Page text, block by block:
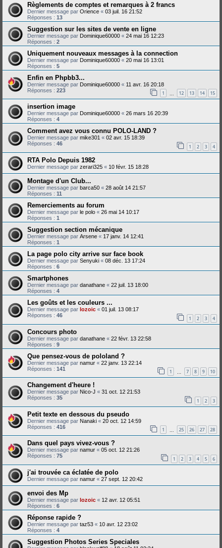
Règlements de comptes et remarques à 2 francs
Dernier message par Orience « 03 juil. 16 21:52
Réponses : 13
Suggestion sur les sites de vente en ligne
Dernier message par Dominique60000 « 24 mai 16 12:23
Réponses : 2
Uniquement nouveaux messages à la connection
Dernier message par Dominique60000 « 20 mai 16 13:01
Réponses : 5
Enfin en Phpbb3...
Dernier message par Dominique60000 « 11 avr. 16 20:18
Réponses : 223 1 12 13 14 15
insertion image
Dernier message par Dominique60000 « 26 mars 16 20:39
Réponses : 4
Comment avez vous connu POLO-LAND ?
Dernier message par mike301 « 02 avr. 15 18:39
Réponses : 46 1 2 3 4
RTA Polo Depuis 1982
Dernier message par zerari325 « 10 févr. 15 18:28
Montage d'un Club...
Dernier message par barca50 « 28 août 14 21:57
Réponses : 11
Remerciements au forum
Dernier message par le polo « 26 mai 14 10:17
Réponses : 1
Suggestion section mécanique
Dernier message par Arsene « 17 janv. 14 12:41
Réponses : 1
La page polo city arrive sur face book
Dernier message par Senyuki « 08 déc. 13 17:24
Réponses : 6
Smartphones
Dernier message par danathane « 22 juil. 13 18:00
Réponses : 4
Les goûts et les couleurs ...
Dernier message par lozoic « 01 juil. 13 08:17
Réponses : 46 1 2 3 4
Concours photo
Dernier message par danathane « 22 févr. 13 22:58
Réponses : 9
Que pensez-vous de pololand ?
Dernier message par namur « 22 janv. 13 22:14
Réponses : 141 1 7 8 9 10
Changement d'heure !
Dernier message par Nico-J « 31 oct. 12 21:53
Réponses : 35 1 2 3
Petit texte en dessous du pseudo
Dernier message par Nanaki « 20 oct. 12 14:59
Réponses : 416 1 25 26 27 28
Dans quel pays vivez-vous ?
Dernier message par namur « 05 oct. 12 21:26
Réponses : 75 1 2 3 4 5 6
j'ai trouvée ca éclatée de polo
Dernier message par namur « 27 sept. 12 20:42
envoi des Mp
Dernier message par lozoic « 12 avr. 12 05:51
Réponses : 6
Réponse rapide ?
Dernier message par taz53 « 10 avr. 12 23:02
Réponses : 4
Suggestion Photos Series Speciales